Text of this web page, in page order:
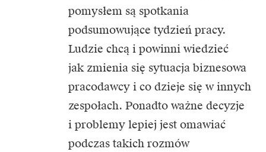
pomysłem są spotkania
podsumowujące tydzień pracy.
Ludzie chcą i powinni wiedzieć
jak zmienia się sytuacja biznesowa
pracodawcy i co dzieje się w innych
zespołach. Ponadto ważne decyzje
i problemy lepiej jest omawiać
podczas takich rozmów